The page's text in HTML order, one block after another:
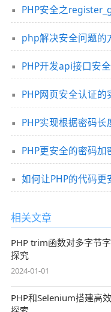
PHP安全之
php解决安全问题的
PHP开发api接口安
PHP网页安全认证的
PHP实现根据密码长
PHP更安全的密码
如何让PHP的代码更
相关文章
PHP trim函数对多字节
探究
2024-01-01
PHP和Selenium搭建高